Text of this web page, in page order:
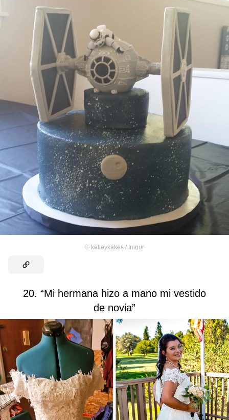
© kelleykakes / Imgur
20. “Mi hermana hizo a mano mi vestido
de novia”